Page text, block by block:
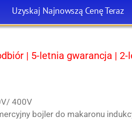
Uzyskaj Najnowszą Cenę Teraz
| 5-letnia gwarancja |
400V
bojler do makaronu